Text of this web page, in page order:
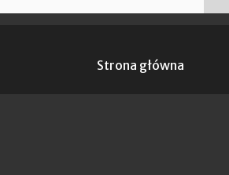
Strona główna